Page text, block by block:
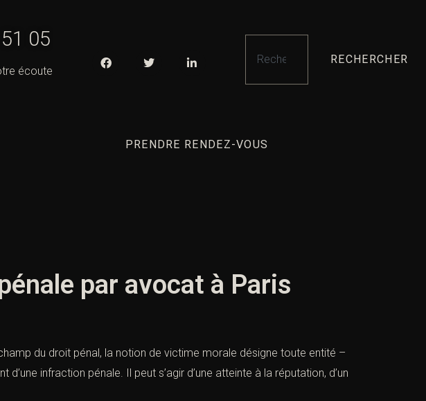
05
écoute
RECHERCHER
PRENDRE RENDEZ-VOUS
par avocat à Paris
du droit pénal, la notion de victime morale désigne toute entité –
infraction pénale. Il peut s’agir d’une atteinte à la réputation, d’un